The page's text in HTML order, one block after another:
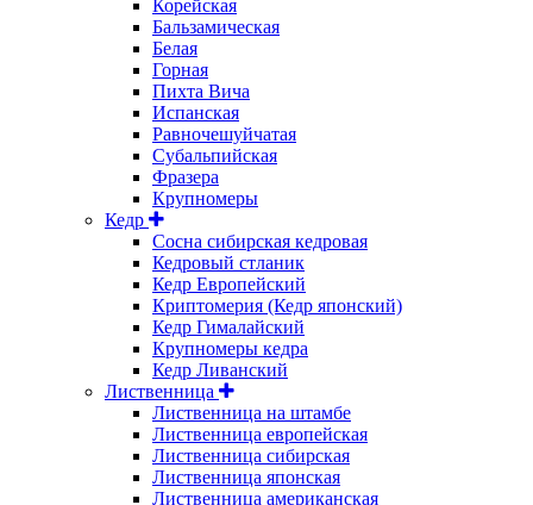
Корейская
Бальзамическая
Белая
Горная
Пихта Вича
Испанская
Равночешуйчатая
Субальпийская
Фразера
Крупномеры
Кедр
Сосна сибирская кедровая
Кедровый стланик
Кедр Европейский
Криптомерия (Кедр японский)
Кедр Гималайский
Крупномеры кедра
Кедр Ливанский
Лиственница
Лиственница на штамбе
Лиственница европейская
Лиственница сибирская
Лиственница японская
Лиственница американская